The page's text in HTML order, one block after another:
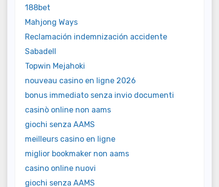
188bet
Mahjong Ways
Reclamación indemnización accidente
Sabadell
Topwin Mejahoki
nouveau casino en ligne 2026
bonus immediato senza invio documenti
casinò online non aams
giochi senza AAMS
meilleurs casino en ligne
miglior bookmaker non aams
casino online nuovi
giochi senza AAMS